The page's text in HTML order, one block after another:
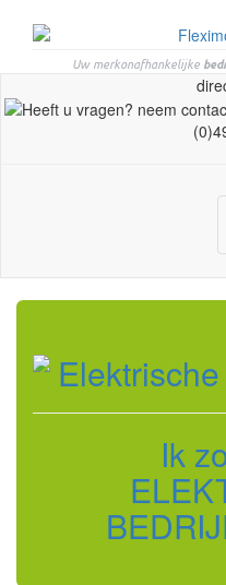
Uw merkonafhankelijke
Ik